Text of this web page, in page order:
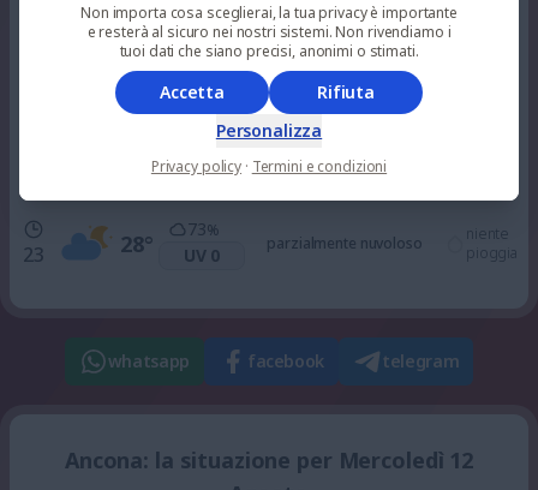
32°
44 %
UV 3
parzialmente nuvoloso
%
UV 0
23 28°
73%
UV 0
parzialmente nuvoloso
niente
pioggia
whatsapp facebook telegram
Ancona: la situazione per Mercoledì 12
Non importa cosa sceglierai, la tua privacy è importante
e resterà al sicuro nei nostri sistemi. Non rivendiamo i
tuoi dati che siano precisi, anonimi o stimati.
Accetta
Rifiuta
Personalizza
Privacy policy · Termini e condizioni